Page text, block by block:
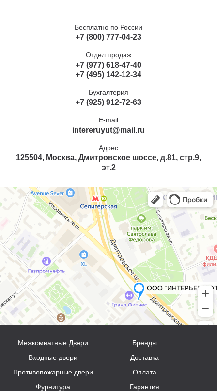
Бесплатно по России
+7 (800) 777-04-23
Отдел продаж
+7 (977) 618-47-40
+7 (495) 142-12-34
Бухгалтерия
+7 (925) 912-72-63
E-mail
intereruyut@mail.ru
Адрес
125504, Москва, Дмитровское шоссе, д.81, стр.9,
эт.2
Межкомнатные Двери
Входные двери
Противопожарные двери
Фурнитура
Бренды
Доставка
Оплата
Гарантия